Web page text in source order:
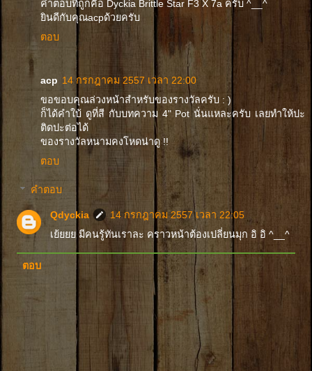
คำตอบที่ถูกคือ Dyckia Brittle Star F3 X 7a ครับ ^__^
ยินดีกับคุณacpด้วยครับ
ตอบ
acp 14 กรกฎาคม 2557 เวลา 22:00
ขอขอบคุณล่วงหน้าสำหรับของรางวัลครับ : )
ก็ได้คำใบ้ ดูที่สี กับบทความ 4" Pot นั่นแหละครับ เลยทำให้ปะ
ติดปะต่อได้
ของรางวัลหนามคงโหดน่าดู !!
ตอบ
คำตอบ
Qdyckia
14 กรกฎาคม 2557 เวลา 22:05
เย้ยยย มีคนรู้ทันเราละ คราวหน้าต้องเปลี่ยนมุก อิ อิ ^__^
ตอบ